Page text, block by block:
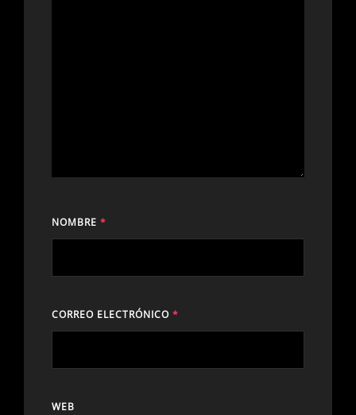
NOMBRE *
CORREO ELECTRÓNICO *
WEB